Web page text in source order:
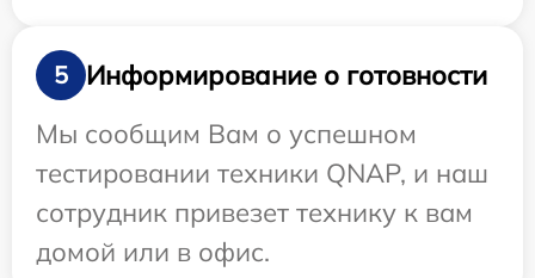
5
Информирование о готовности
Мы сообщим Вам о успешном
тестировании техники QNAP, и наш
сотрудник привезет технику к вам
домой или в офис.